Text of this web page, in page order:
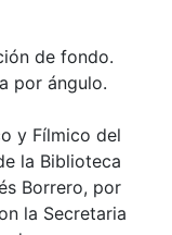
de fondo.
por ángulo.
y Fílmico del
la Biblioteca
Borrero, por
la Secretaria